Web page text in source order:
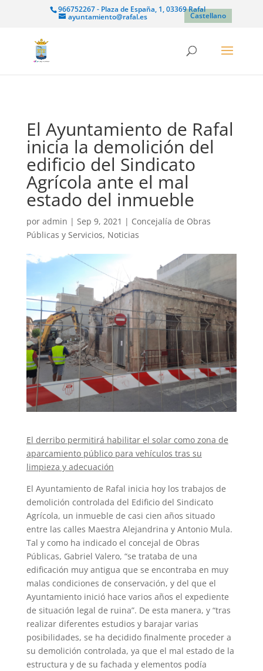
966752267 - Plaza de España, 1, 03369 Rafal
ayuntamiento@rafal.es Castellano
El Ayuntamiento de Rafal
inicia la demolición del
edificio del Sindicato
Agrícola ante el mal
estado del inmueble
por admin | Sep 9, 2021 | Concejalía de Obras
Públicas y Servicios, Noticias
El derribo permitirá habilitar el solar como zona de
aparcamiento público para vehículos tras su
limpieza y adecuación
El Ayuntamiento de Rafal inicia hoy los trabajos de
demolición controlada del Edificio del Sindicato
Agrícola, un inmueble de casi cien años situado
entre las calles Maestra Alejandrina y Antonio Mula.
Tal y como ha indicado el concejal de Obras
Públicas, Gabriel Valero, “se trataba de una
edificación muy antigua que se encontraba en muy
malas condiciones de conservación, y del que el
Ayuntamiento inició hace varios años el expediente
de situación legal de ruina”. De esta manera, y “tras
realizar diferentes estudios y barajar varias
posibilidades, se ha decidido finalmente proceder a
su demolición controlada, ya que el mal estado de la
estructura y de su fachada y elementos podía